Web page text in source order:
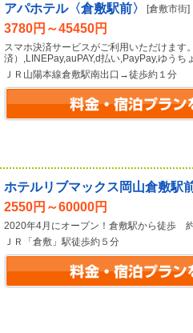
アパホテル〈倉敷駅前〉 [倉敷市街]
3780円～45450円
スマホ決済サービスがご利用いただけます
済）,LINEPay,auPAY,d払い,PayPay,ゆうち
ＪＲ山陽本線倉敷駅南出口→徒歩約１分
ホテルリブマックス岡山倉敷駅
2550円～60000円
2020年4月にオープン！倉敷駅から徒歩
ＪＲ「倉敷」駅徒歩約５分